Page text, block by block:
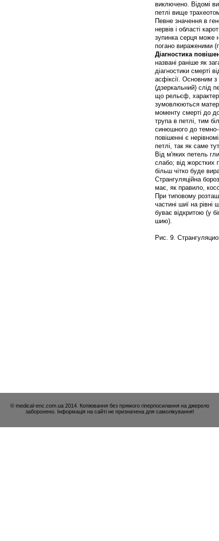
виключено. Відомі
петлі вище
Певне значення в
нервів і області
зупинка серця може
погано вираженими
Діагностика
названі раніше як
діагностики смерті
асфіксії. Основним
(дзеркальний) слід
що рельєф, характер
зумовлюються
моменту смерті до
трупа в петлі, тим
синюшного до темно-
повішенні є
петлі, так як саме
Від м'яких петель
слабо; від жорстких
більш чітко буде
Странгуляційна
має, як правило,
При типовому
частині шиї на
буває відкритою (у
шию).
Рис. 9.
© medical-enc.com.ua 2014. Копіювання без прямого гіперпосилання на джерело
заборонено. Інформація на сайті не призначена для самолікування!